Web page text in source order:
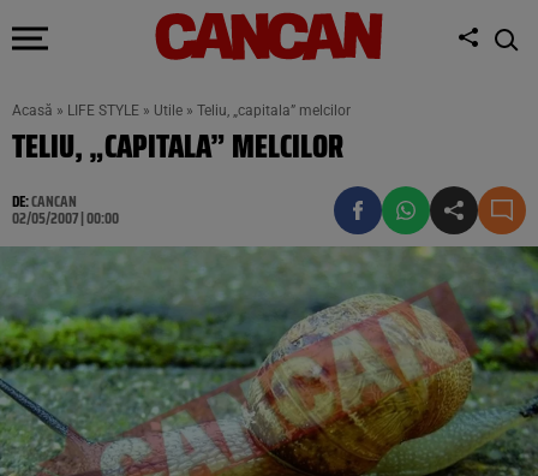
Acasă » LIFE STYLE » Utile » Teliu, „capitala” melcilor
TELIU, „CAPITALA” MELCILOR
DE:CANCAN
02/05/2007 | 00:00